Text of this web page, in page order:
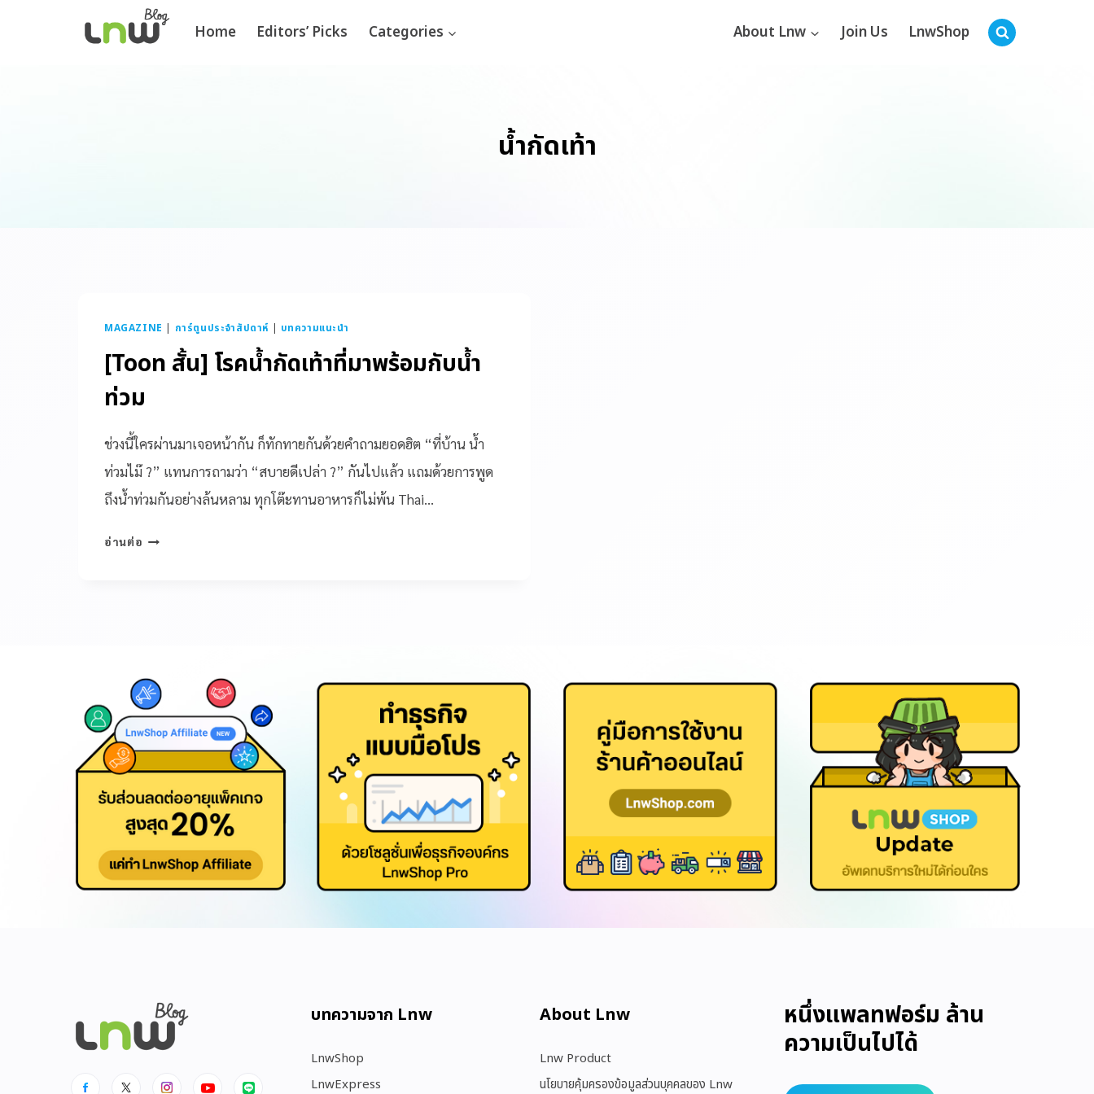
Home Editors’ Picks Categories About Lnw Join Us LnwShop
น้ำกัดเท้า
MAGAZINE | การ์ตูนประจำสัปดาห์ | บทความแนะนำ
[Toon สั้น] โรคน้ำกัดเท้าที่มาพร้อมกับน้ำ
ท่วม
ช่วงนี้ใครผ่านมาเจอหน้ากัน ก็ทักทายกันด้วยคำถามยอดฮิต “ที่บ้าน น้ำ
ท่วมไม๊ ?” แทนการถามว่า “สบายดีเปล่า ?” กันไปแล้ว แถมด้วยการพูด
ถึงน้ำท่วมกันอย่างล้นหลาม ทุกโต๊ะทานอาหารก็ไม่พ้น Thai…
อ่านต่อ
บทความจาก Lnw
LnwShop
LnwExpress
About Lnw​
Lnw Product
นโยบายคุ้มครองข้อมูลส่วนบุคคลของ Lnw
หนึ่งแพลทฟอร์ม ล้าน
ความเป็นไปได้